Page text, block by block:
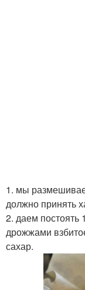
1. мы
должно принять
2. даем постоять
дрожжами
сахар.